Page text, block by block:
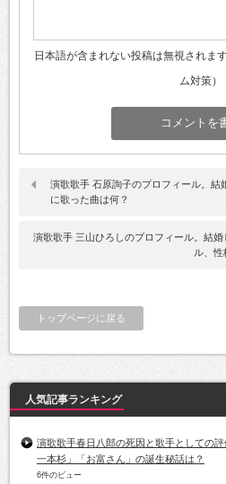
日本語が含まれない投稿は無視されま
ム対策）
演歌歌手 石原詢子のプロフィール。結
に歌った曲は何？
演歌歌手 三山ひろしのプロフィール。結
ル、性
トップページに戻る
人気記事ランキング
演歌歌手春日八郎の死因と歌手としての
一本杉」「お富さん」の誕生秘話は？
6件のビュー